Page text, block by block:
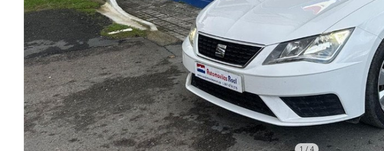
1 / 4